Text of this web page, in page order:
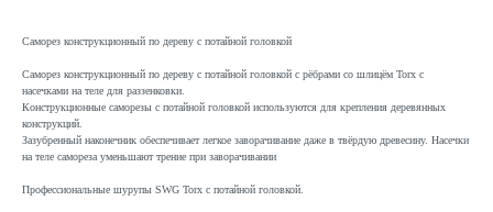
Саморез конструкционный по дереву с потайной головкой
Саморез конструкционный по дереву с потайной головкой с рёбрами со шлицём Torx с
насечками на теле для раззенковки.
Конструкционные саморезы с потайной головкой используются для крепления деревянных
конструкций.
Зазубренный наконечник обеспечивает легкое заворачивание даже в твёрдую древесину. Насечки
на теле самореза уменьшают трение при заворачивании
Профессиональные шурупы SWG Torx с потайной головкой.